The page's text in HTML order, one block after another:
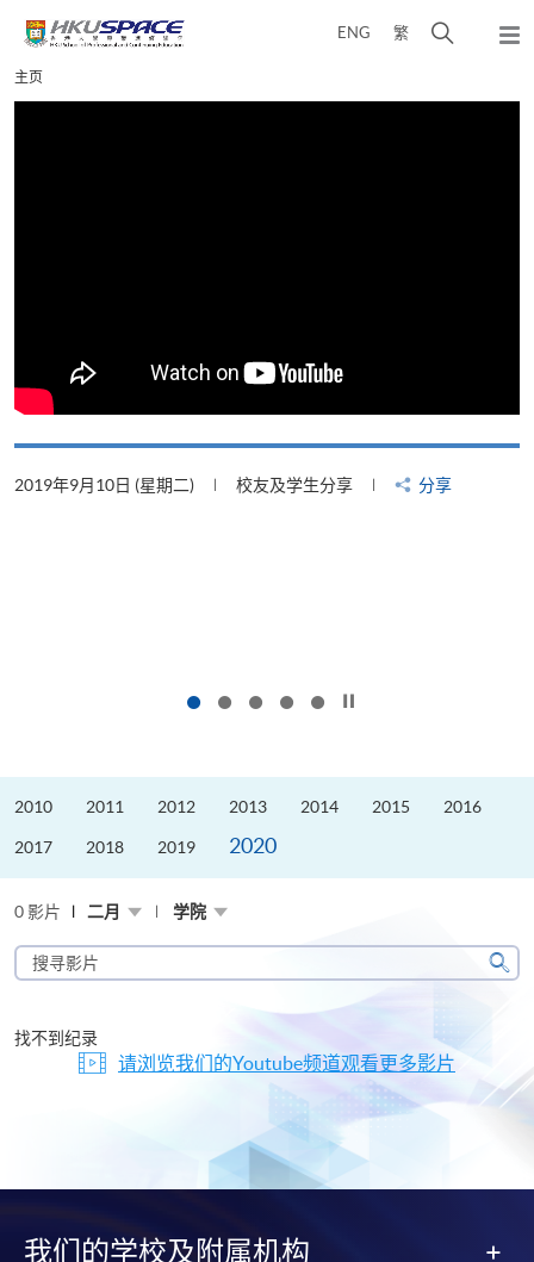
content
ENG 繁
弹
Main
content
主页
2019年9月10日 (星期二) 校友及学生分享 分享
2010 2011 2012 2013 2014 2015 2016
2017 2018 2019 2020
0 影片 二月 学院
搜
寻
片
搜
找不到纪录
请浏览我们的Youtube频道观看更多影片
我们的学校及附属机构